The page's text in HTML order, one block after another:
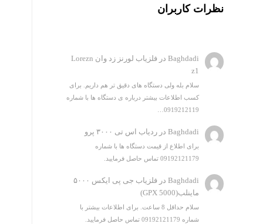
نظرات کاربران
Baghdadi در
فلزیاب لورنز زد وان Lorezn
z1
سلام بله ولی دستگاه های دقیق تر هم داریم. برای
کسب اطلاعات بیشتر درباره ی دستگاه ها با شماره
0919212119…
Baghdadi درردیاب اس تی ۳۰۰۰ پرو
برای اطلاع از قیمت دستگاه ها با شماره
09192121179 تماس حاصل فرمایید.
Baghdadi در
فلزیاب جی پی ایکس ۵۰۰۰
ماینلب(GPX 5000)
سلام حداقل 8 ساعت. برای اطلاعات بیشتر با
شماره 09192121179 تماس حاصل فرمایید.